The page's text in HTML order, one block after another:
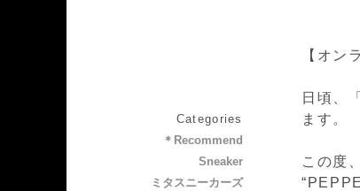
【オン
日頃、「
ます。
この度
Categories
＊Recommend
Sneaker
ミタスニーカーズ